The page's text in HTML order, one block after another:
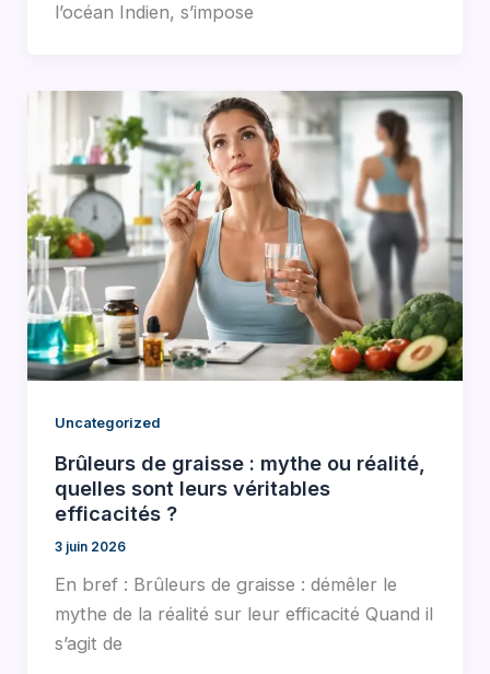
l’océan Indien, s’impose
Uncategorized
Brûleurs de graisse : mythe ou réalité,
quelles sont leurs véritables
efficacités ?
3 juin 2026
En bref : Brûleurs de graisse : démêler le
mythe de la réalité sur leur efficacité Quand il
s’agit de